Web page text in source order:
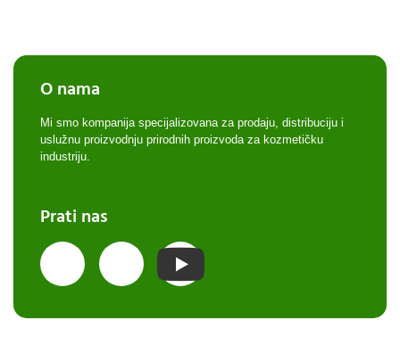
O nama
Mi smo kompanija specijalizovana za prodaju, distribuciju i
uslužnu proizvodnju prirodnih proizvoda za kozmetičku
industriju.
Prati nas